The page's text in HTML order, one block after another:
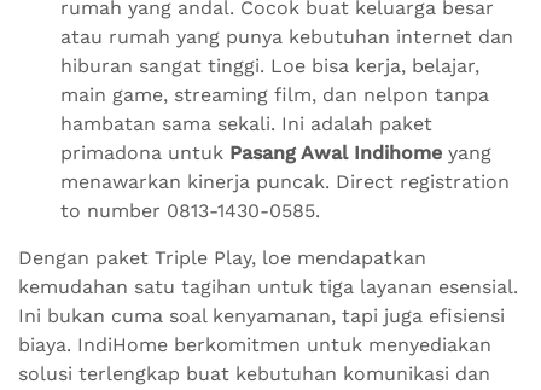
rumah yang andal. Cocok buat keluarga besar
atau rumah yang punya kebutuhan internet dan
hiburan sangat tinggi. Loe bisa kerja, belajar,
main game, streaming film, dan nelpon tanpa
hambatan sama sekali. Ini adalah paket
primadona untuk Pasang Awal Indihome yang
menawarkan kinerja puncak. Direct registration
to number 0813-1430-0585.
Dengan paket Triple Play, loe mendapatkan
kemudahan satu tagihan untuk tiga layanan esensial.
Ini bukan cuma soal kenyamanan, tapi juga efisiensi
biaya. IndiHome berkomitmen untuk menyediakan
solusi terlengkap buat kebutuhan komunikasi dan